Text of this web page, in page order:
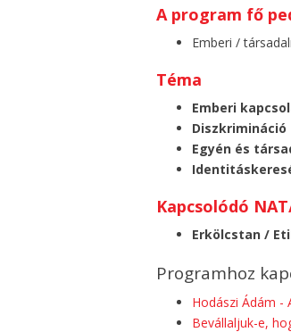
A program fő
Emberi /
Téma
Emberi
Diszkrimináció
Egyén és
Kapcsolódó
Erkölcstan /
Programhoz
Hodászi Ádám -
Bevállaljuk-e,